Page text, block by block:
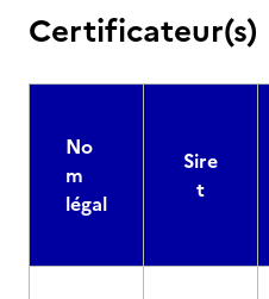
Certificateur(s)
No
m
légal
Sire
t